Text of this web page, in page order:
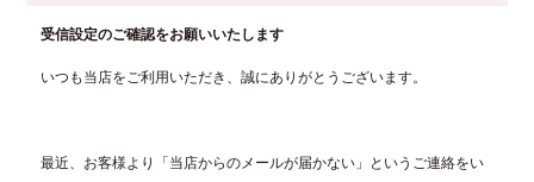
受信設定のご確認をお願いいたします
いつも当店をご利用いただき、誠にありがとうございます。
最近、お客様より「当店からのメールが届かない」というご連絡をい